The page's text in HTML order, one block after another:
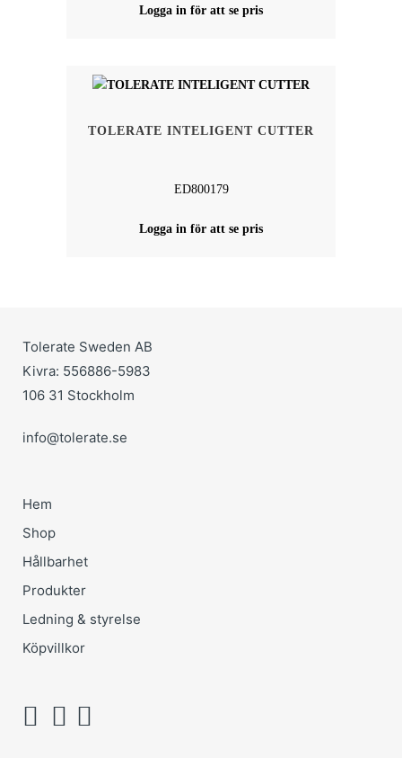
Logga in för att se pris
TOLERATE INTELIGENT CUTTER
ED800179
Logga in för att se pris
Tolerate Sweden AB
Kivra: 556886-5983
106 31 Stockholm
info@tolerate.se
Hem
Shop
Hållbarhet
Produkter
Ledning & styrelse
Köpvillkor